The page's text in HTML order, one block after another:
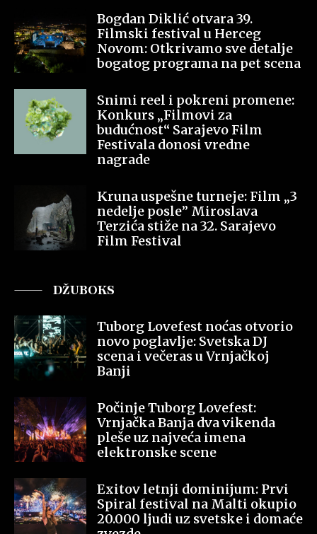
Bogdan Diklić otvara 39.
Filmski festival u Herceg
Novom: Otkrivamo sve detalje
bogatog programa na pet scena
Snimi reel i pokreni promene:
Konkurs „Filmovi za
budućnost“ Sarajevo Film
Festivala donosi vredne
nagrade
Kruna uspešne turneje: Film „3
nedelje posle” Miroslava
Terzića stiže na 32. Sarajevo
Film Festival
DŽUBOKS
Tuborg Lovefest noćas otvorio
novo poglavlje: Svetska DJ
scena i večeras u Vrnjačkoj
Banji
Počinje Tuborg Lovefest:
Vrnjačka Banja dva vikenda
pleše uz najveća imena
elektronske scene
Exitov letnji dominijum: Prvi
Spiral festival na Malti okupio
20.000 ljudi uz svetske i domaće